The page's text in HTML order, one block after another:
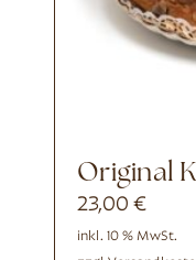
Original
23,00€
inkl. 10 % MwSt.